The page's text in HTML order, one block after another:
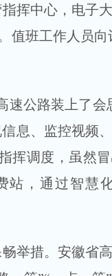
中心，电子
值班工作人员
公路装上了会
息、监控视频
挥调度，虽然
站，通过智慧
措。安徽省